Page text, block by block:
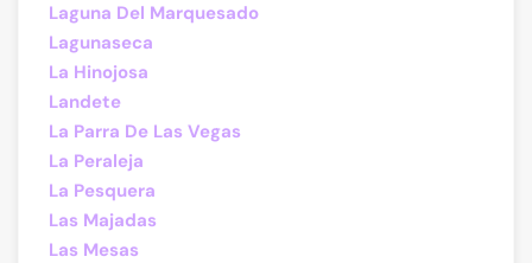
Laguna Del Marquesado
Lagunaseca
La Hinojosa
Landete
La Parra De Las Vegas
La Peraleja
La Pesquera
Las Majadas
Las Mesas